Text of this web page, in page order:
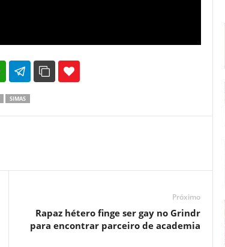
SIMAS
Próximo
Rapaz hétero finge ser gay no Grindr
para encontrar parceiro de academia